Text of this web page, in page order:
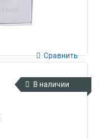
Сравнить
В наличии